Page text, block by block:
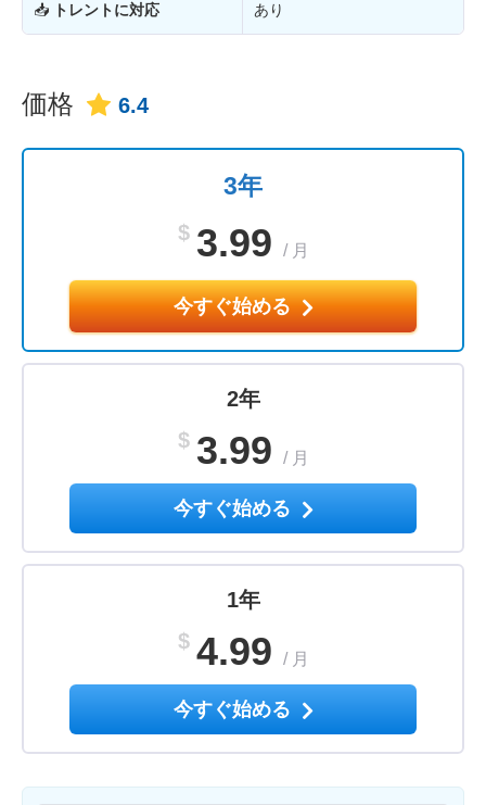
📥 トレントに対応 あり
価格 6.4
3年
$ 3.99 / 月
今すぐ始める
2年
$ 3.99 / 月
今すぐ始める
1年
$ 4.99 / 月
今すぐ始める